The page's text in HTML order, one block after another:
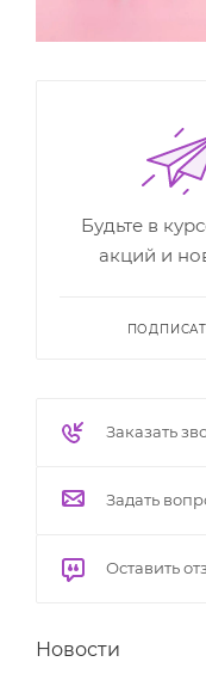
Будьте в
акций и
Заказать
Задать
Оставить
Новости